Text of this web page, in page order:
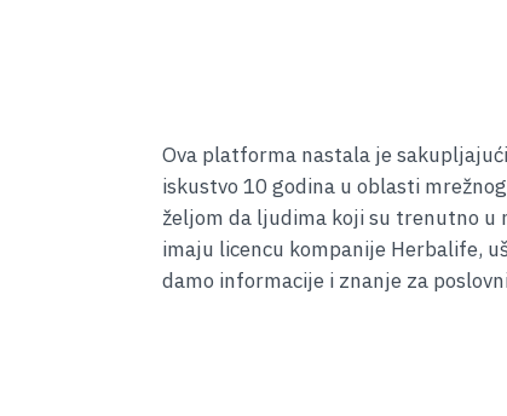
kvantni skok
Ova platforma nastala je
iskustvo 10 godina u oblasti
željom da ljudima koji su trenutno u
imaju licencu kompanije Herbalife,
damo informacije i znanje za